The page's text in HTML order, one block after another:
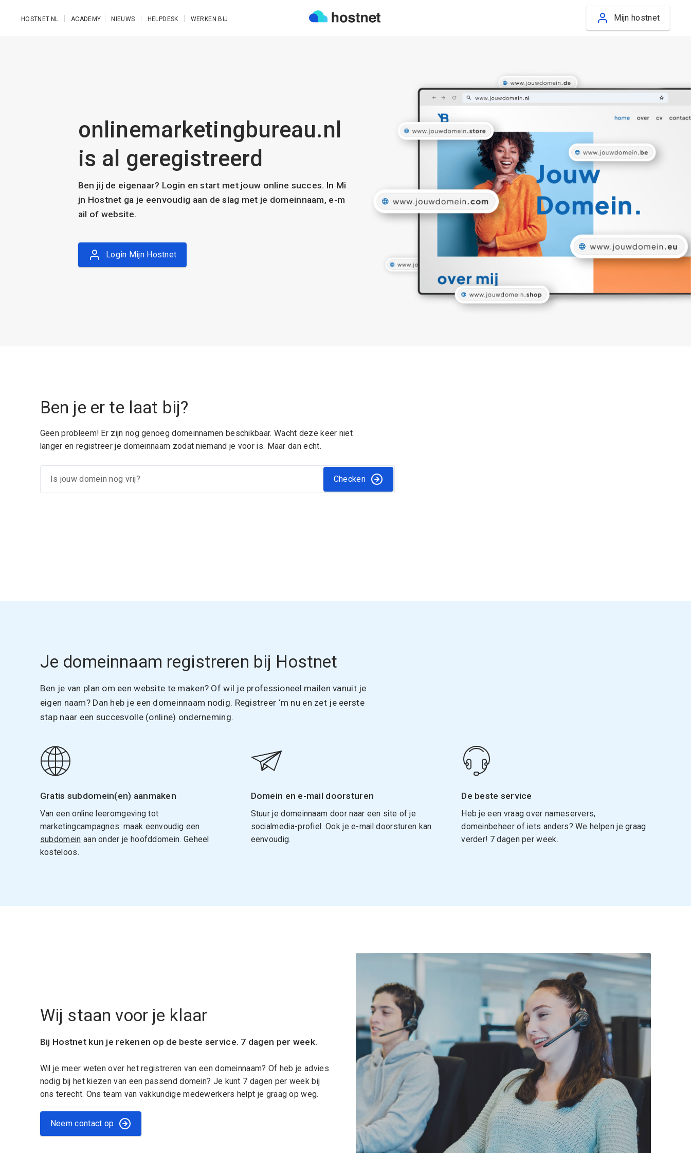
HOSTNET.NL ACADEMY NIEUWS HELPDESK WERKEN BIJ Mijn hostnet
onlinemarketingbureau.nl
is al geregistreerd
Ben jij de eigenaar? Login en start met jouw online succes. In Mi
jn Hostnet ga je eenvoudig aan de slag met je domeinnaam, e-m
ail of website.
Login Mijn Hostnet
Ben je er te laat bij?
Geen probleem! Er zijn nog genoeg domeinnamen beschikbaar. Wacht deze keer niet
langer en registreer je domeinnaam zodat niemand je voor is. Maar dan echt.
Checken
Je domeinnaam registreren bij Hostnet
Ben je van plan om een website te maken? Of wil je professioneel mailen vanuit je
eigen naam? Dan heb je een domeinnaam nodig. Registreer ‘m nu en zet je eerste
stap naar een succesvolle (online) onderneming.
Gratis subdomein(en) aanmaken
Van een online leeromgeving tot
marketingcampagnes: maak eenvoudig een
subdomein aan onder je hoofddomein. Geheel
kosteloos.
Domein en e-mail doorsturen
Stuur je domeinnaam door naar een site of je
socialmedia-profiel. Ook je e-mail doorsturen kan
eenvoudig.
De beste service
Heb je een vraag over nameservers,
domeinbeheer of iets anders? We helpen je graag
verder! 7 dagen per week.
Wij staan voor je klaar
Bij Hostnet kun je rekenen op de beste service. 7 dagen per week.
Wil je meer weten over het registreren van een domeinnaam? Of heb je advies
nodig bij het kiezen van een passend domein? Je kunt 7 dagen per week bij
ons terecht. Ons team van vakkundige medewerkers helpt je graag op weg.
Neem contact op